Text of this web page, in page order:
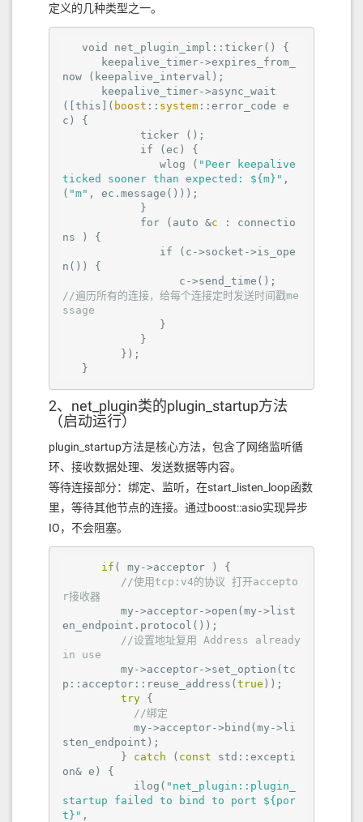
定义的几种类型之一。
void net_plugin_impl ::ticker()
{
keepalive_timer->expires_from_
now (keepalive_interval);
keepalive_timer->async_wait
([this]( boost :: system ::error_code e
c) {
ticker ();
if (ec) {
wlog ( "Peer keepalive
ticked sooner than expected: ${m}" ,
( "m" , ec.message()));
for (auto &c
: connectio
ns ) {
if (c->socket->is_ope
n()) {
c->send_time
//遍历所有的连接，给每个连接定时发送时间戳me
ssage
   }
2、net_plugin类的plugin_startup方法
（启动运行）
plugin_startup方法是核心方法，包含了网络监听循
环、接收数据处理、发送数据等内容。
等待连接部分：绑定、监听，在start_listen_loop函数
里，等待其他节点的连接。通过boost::asio实现异步
IO，不会阻塞。
if ( my->acceptor ) {
//使用tcp:v4的协议 打开accepto
r接收器
en_endpoint.protocol());
//设置地址复用 Address already
in use
p::acceptor::reuse_address( true ));
try {
//绑定
sten_endpoint);
         }
catch ( const std::excepti
on& e) {
           ilog(
"net_plugin::plugin_
startup failed to bind to port ${por
t}" ,